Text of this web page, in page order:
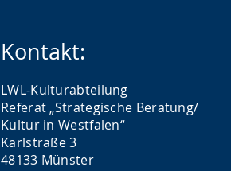
Kontakt:
LWL-Kulturabteilung
Referat „Strategische Beratung/
Kultur in Westfalen“
Karlstraße 3
48133 Münster